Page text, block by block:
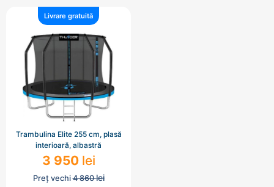
Livrare gratuită
Trambulina Elite 255 cm, plasă
interioară, albastră
3 950 lei
Preț vechi4 860lei